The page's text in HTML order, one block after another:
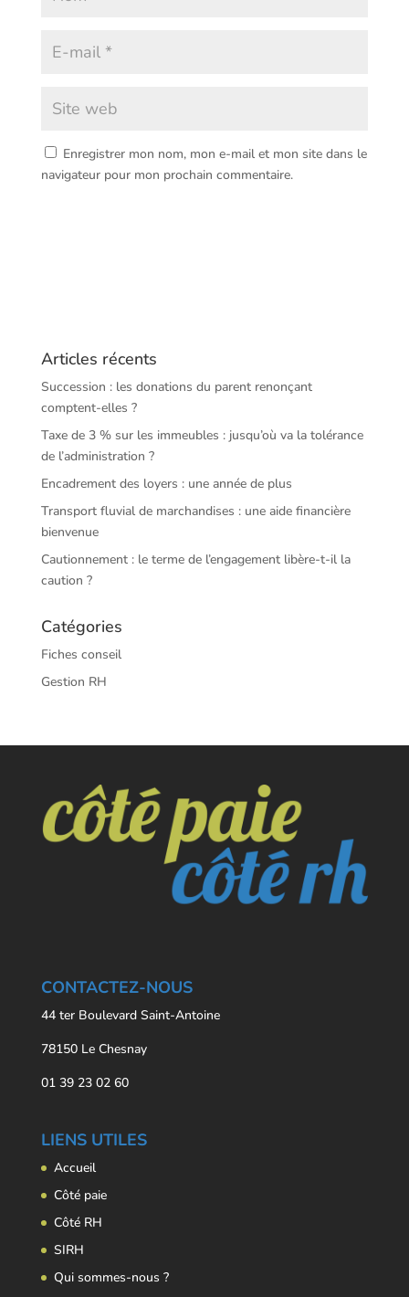
Enregistrer mon nom, mon e-mail et mon site dans le
navigateur pour mon prochain commentaire.
Articles récents
Succession : les donations du parent renonçant
comptent-elles ?
Taxe de 3 % sur les immeubles : jusqu’où va la tolérance
de l’administration ?
Encadrement des loyers : une année de plus
Transport fluvial de marchandises : une aide financière
bienvenue
Cautionnement : le terme de l’engagement libère-t-il la
caution ?
Catégories
Fiches conseil
Gestion RH
CONTACTEZ-NOUS
44 ter Boulevard Saint-Antoine
78150 Le Chesnay
01 39 23 02 60
LIENS UTILES
Accueil
Côté paie
Côté RH
SIRH
Qui sommes-nous ?